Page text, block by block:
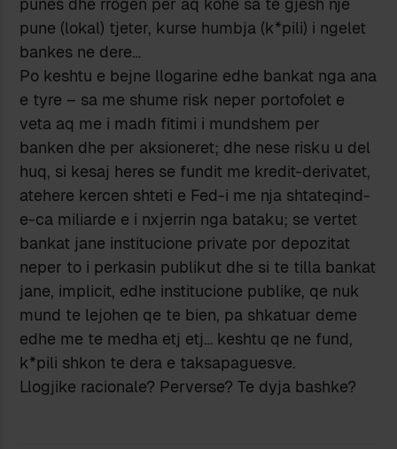
pune (lokal) tjeter, kurse humbja (k*pili) i ngelet
bankes ne dere…
Po keshtu e bejne llogarine edhe bankat nga ana
e tyre – sa me shume risk neper portofolet e
veta aq me i madh fitimi i mundshem per
banken dhe per aksioneret; dhe nese risku u del
huq, si kesaj heres se fundit me kredit-derivatet,
atehere kercen shteti e Fed-i me nja shtateqind-
e-ca miliarde e i nxjerrin nga bataku; se vertet
bankat jane institucione private por depozitat
neper to i perkasin publikut dhe si te tilla bankat
jane, implicit, edhe institucione publike, qe nuk
mund te lejohen qe te bien, pa shkatuar deme
edhe me te medha etj etj… keshtu qe ne fund,
k*pili shkon te dera e taksapaguesve.
Llogjike racionale? Perverse? Te dyja bashke?